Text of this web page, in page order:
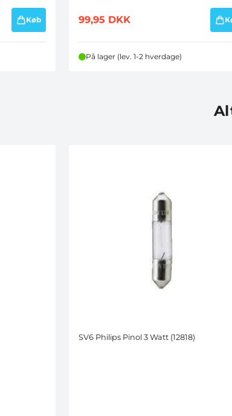
Køb 99,95 DKK
På lager (lev. 1-2 hverdage)
SV6 Philips Pinol 3 Watt (12818)